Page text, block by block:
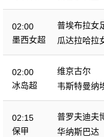
02:00
墨西女超
普埃布拉女
瓜达拉哈拉
02:00
冰岛超
维京古尔
韦斯特曼纳
02:15
保甲
普罗夫迪夫
华纳斯巴达